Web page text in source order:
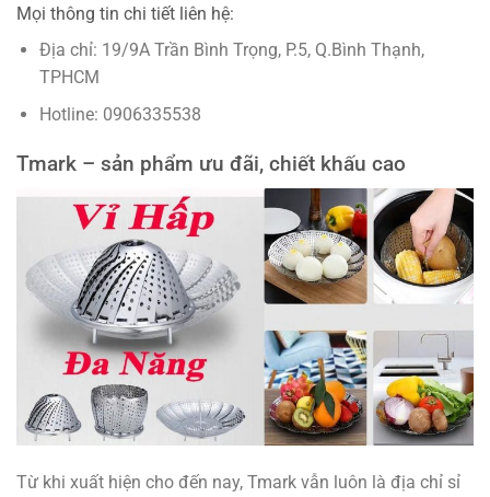
Mọi thông tin chi tiết liên hệ:
Địa chỉ: 19/9A Trần Bình Trọng, P.5, Q.Bình Thạnh,
TPHCM
Hotline: 0906335538
Tmark – sản phẩm ưu đãi, chiết khấu cao
Từ khi xuất hiện cho đến nay, Tmark vẫn luôn là địa chỉ sỉ